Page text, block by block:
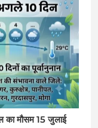
मौसम 15 जुलाई